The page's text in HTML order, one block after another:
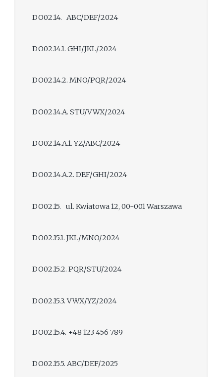
DO02.14. ABC/DEF/2024
DO02.14.1. GHI/JKL/2024
DO02.14.2. MNO/PQR/2024
DO02.14.A. STU/VWX/2024
DO02.14.A.1. YZ/ABC/2024
DO02.14.A.2. DEF/GHI/2024
DO02.15. ul. Kwiatowa 12, 00-001 Warszawa
DO02.15.1. JKL/MNO/2024
DO02.15.2. PQR/STU/2024
DO02.15.3. VWX/YZ/2024
DO02.15.4. +48 123 456 789
DO02.15.5. ABC/DEF/2025